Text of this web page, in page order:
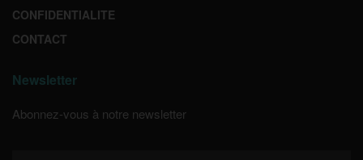
CONFIDENTIALITE
CONTACT
Newsletter
Abonnez-vous à notre newsletter